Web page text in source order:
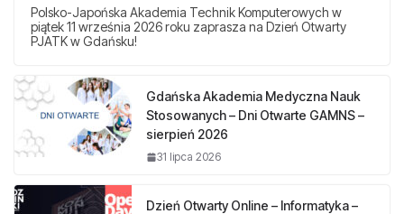
Polsko-Japońska Akademia Technik Komputerowych w
piątek 11 września 2026 roku zaprasza na Dzień Otwarty
PJATK w Gdańsku!
Gdańska Akademia Medyczna Nauk
Stosowanych – Dni Otwarte GAMNS –
sierpień 2026
31 lipca 2026
Dzień Otwarty Online – Informatyka –